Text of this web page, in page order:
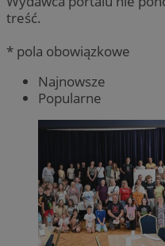
treść.
* pola obowiązkowe
Najnowsze
Popularne